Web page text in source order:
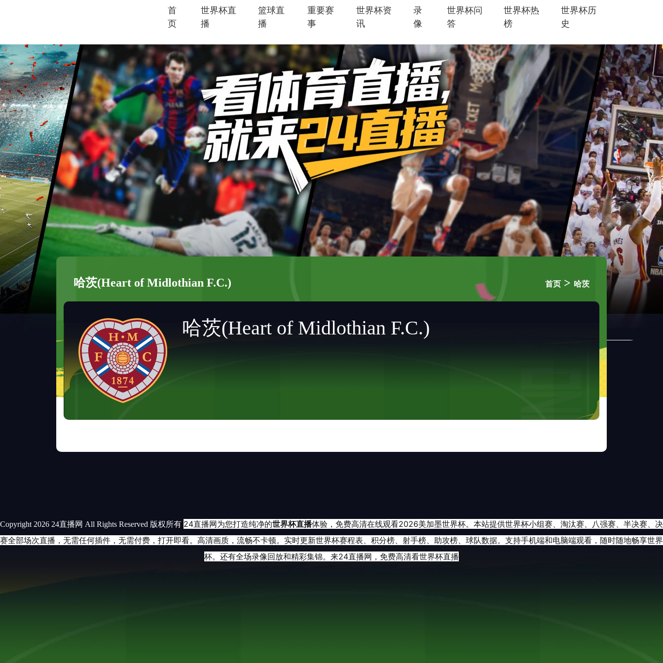
首
页
世界杯直
播
篮球直
播
重要赛
事
世界杯资
讯
录
像
世界杯问
答
世界杯热
榜
世界杯历
史
哈茨(Heart of Midlothian F.C.) 首页 > 哈茨
哈茨(Heart of Midlothian F.C.)
Copyright 2026 24直播网 All Rights Reserved 版权所有 24直播网为您打造纯净的世界杯直播体验，免费高清在线观看2026美加墨世界杯。本站提供世界杯小组赛、淘汰赛、八强赛、半决赛、决
赛全部场次直播，无需任何插件，无需付费，打开即看。高清画质，流畅不卡顿。实时更新世界杯赛程表、积分榜、射手榜、助攻榜、球队数据。支持手机端和电脑端观看，随时随地畅享世界
杯。还有全场录像回放和精彩集锦。来24直播网，免费高清看世界杯直播